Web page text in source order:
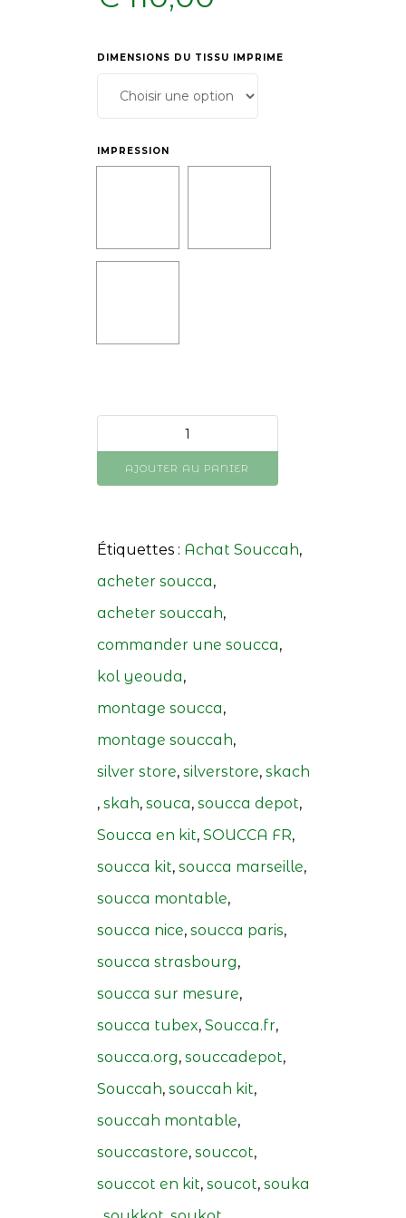
DIMENSIONS DU TISSU IMPRIME
IMPRESSION
AJOUTER AU PANIER
Étiquettes : Achat Souccah,
acheter soucca,
acheter souccah,
commander une soucca,
kol yeouda,
montage soucca,
montage souccah,
silver store, silverstore, skach
, skah, souca, soucca depot,
Soucca en kit, SOUCCA FR,
soucca kit, soucca marseille,
soucca montable,
soucca nice, soucca paris,
soucca strasbourg,
soucca sur mesure,
soucca tubex, Soucca.fr,
soucca.org, souccadepot,
Souccah, souccah kit,
souccah montable,
souccastore, souccot,
souccot en kit, soucot, souka